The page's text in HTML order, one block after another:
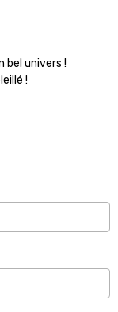
bel univers !
!